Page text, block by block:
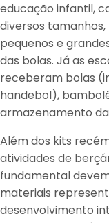
educação infantil,
diversos
pequenos e
das bolas. Já as
receberam bolas
handebol),
armazenamento
Além dos kits
atividades de
fundamental
materiais
desenvolvimento